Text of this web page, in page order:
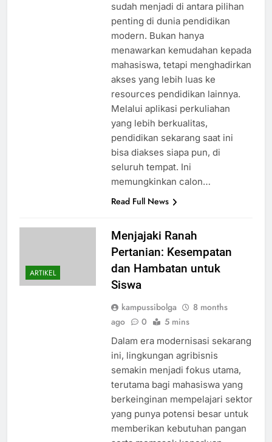
sudah menjadi di antara pilihan
penting di dunia pendidikan
modern. Bukan hanya
menawarkan kemudahan kepada
mahasiswa, tetapi menghadirkan
akses yang lebih luas ke
resources pendidikan lainnya.
Melalui aplikasi perkuliahan
yang lebih berkualitas,
pendidikan sekarang saat ini
bisa diakses siapa pun, di
seluruh tempat. Ini
memungkinkan calon…
Read Full News
ARTIKEL
Menjajaki Ranah
Pertanian: Kesempatan
dan Hambatan untuk
Siswa
kampussibolga
8 months
ago
0 5 mins
Dalam era modernisasi sekarang
ini, lingkungan agribisnis
semakin menjadi fokus utama,
terutama bagi mahasiswa yang
berkeinginan mempelajari sektor
yang punya potensi besar untuk
memberikan kebutuhan pangan